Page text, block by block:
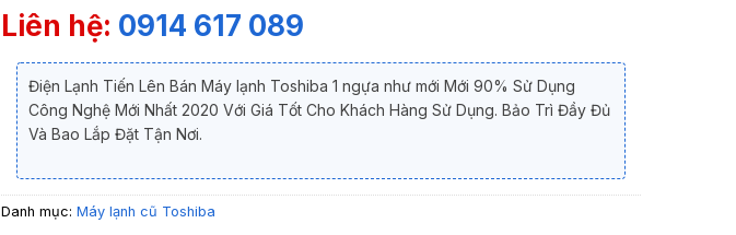
Liên hệ: 0914 617 089
Điện Lạnh Tiến Lên Bán Máy lạnh Toshiba 1 ngựa như mới Mới 90% Sử Dụng
Công Nghệ Mới Nhất 2020 Với Giá Tốt Cho Khách Hàng Sử Dụng. Bảo Trì Đầy Đủ
Và Bao Lắp Đặt Tận Nơi.
Danh mục: Máy lạnh cũ Toshiba